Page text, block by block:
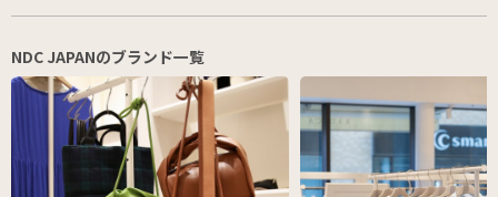
NDC JAPANのブランド一覧